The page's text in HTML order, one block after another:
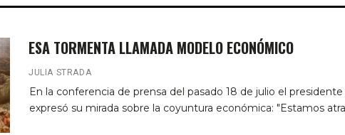
ESA TORMENTA LLAMADA MODELO ECONÓMICO
JULIA STRADA
En la conferencia de prensa del pasado 18 de julio el
expresó su mirada sobre la coyuntura económica: "Estamos